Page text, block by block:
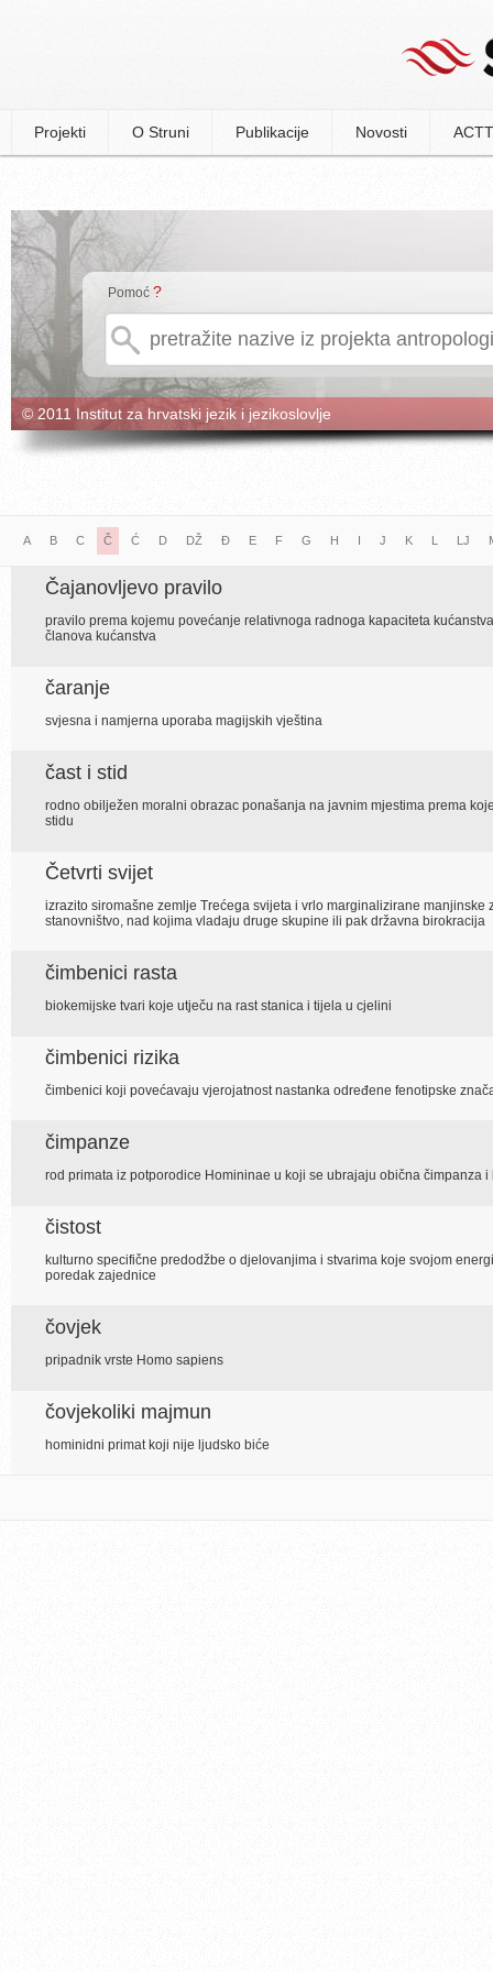
Projekti O Struni Publikacije Novosti
Pomoć ?
© 2011 Institut za hrvatski jezik i jezikoslovlje
A B C Č Ć D DŽ Đ E F G H I J K L LJ
Čajanovljevo pravilo
pravilo prema kojemu povećanje relativnoga radnoga kapaciteta
članova kućanstva
čaranje
svjesna i namjerna uporaba magijskih vještina
čast i stid
rodno obilježen moralni obrazac ponašanja na javnim mjestima prema
stidu
Četvrti svijet
izrazito siromašne zemlje Trećega svijeta i vrlo marginalizirane
stanovništvo, nad kojima vladaju druge skupine ili pak državna birokracija
čimbenici rasta
biokemijske tvari koje utječu na rast stanica i tijela u cjelini
čimbenici rizika
čimbenici koji povećavaju vjerojatnost nastanka određene fenotipske
čimpanze
rod primata iz potporodice Homininae u koji se ubrajaju obična čimpanza i
čistost
kulturno specifične predodžbe o djelovanjima i stvarima koje svojom
poredak zajednice
čovjek
pripadnik vrste Homo sapiens
čovjekoliki majmun
hominidni primat koji nije ljudsko biće